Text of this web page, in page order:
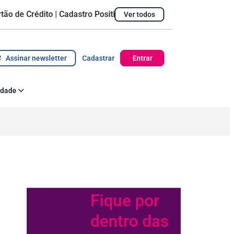
| Cadastro PositivoTicket Médio R$ 1.428,09
Ver todos
Assinar newsletter Cadastrar Entrar
Fique por
dentro das